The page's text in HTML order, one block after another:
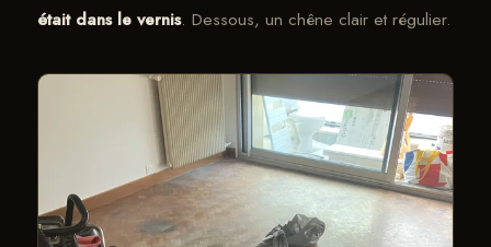
était dans le vernis. Dessous, un chêne clair et régulier.